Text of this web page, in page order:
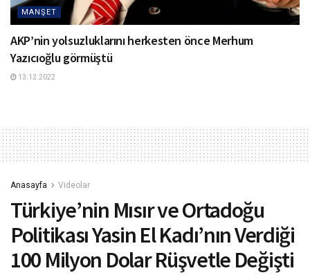
MANŞET
AKP’nin yolsuzluklarını herkesten önce Merhum
Yazıcıoğlu görmüştü
13.12.2022
Anasayfa Videolar
Türkiye’nin Mısır ve Ortadoğu
Politikası Yasin El Kadı’nın Verdiği
100 Milyon Dolar Rüşvetle Değişti